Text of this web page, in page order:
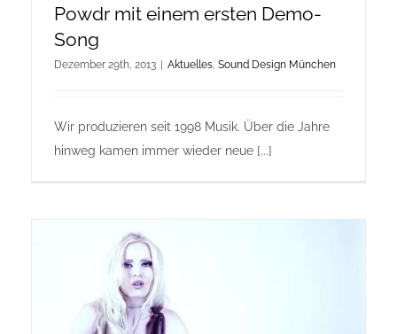
Powdr mit einem ersten Demo-
Song
Dezember 29th, 2013 Aktuelles, Sound Design München
Wir produzieren seit 1998 Musik. Über die Jahre
hinweg kamen immer wieder neue [...]